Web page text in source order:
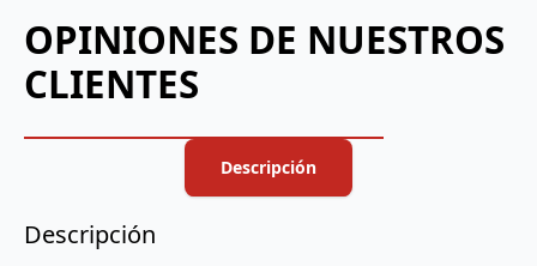
OPINIONES DE NUESTROS
CLIENTES
Descripción
Descripción